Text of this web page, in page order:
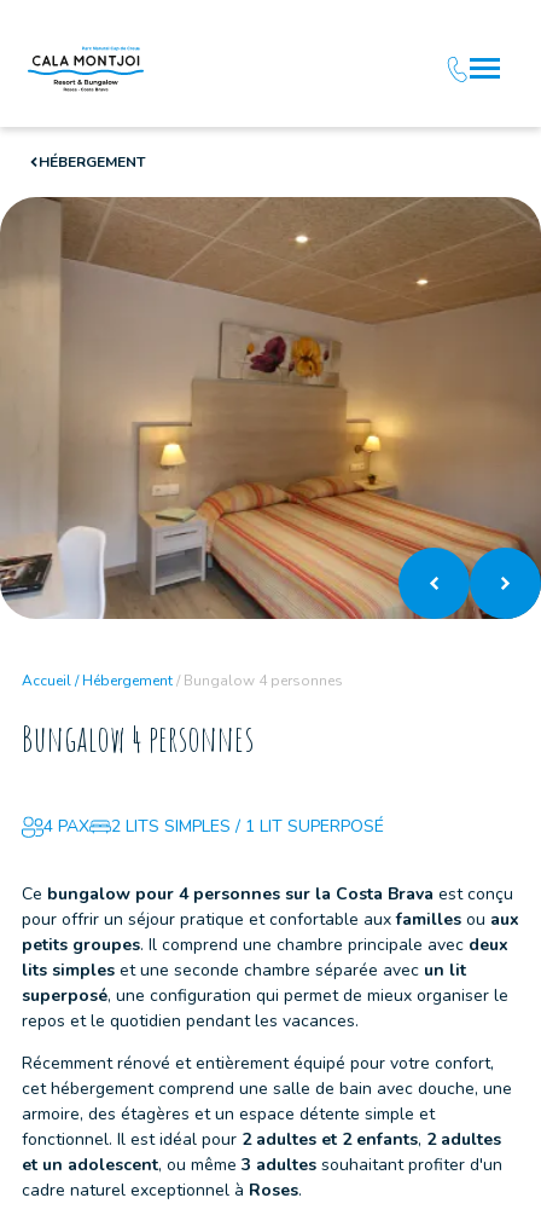
HÉBERGEMENT
Accueil/Hébergement/Bungalow 4 personnes
Bungalow 4 personnes
4 PAX 2 LITS SIMPLES / 1 LIT SUPERPOSÉ
Ce bungalow pour 4 personnes sur la Costa Brava est conçu
pour offrir un séjour pratique et confortable auxfamilles ou aux
petits groupes. Il comprend une chambre principale avec deux
lits simples et une seconde chambre séparée avec un lit
superposé, une configuration qui permet de mieux organiser le
repos et le quotidien pendant les vacances.
Récemment rénové et entièrement équipé pour votre confort,
cet hébergement comprend une salle de bain avec douche, une
armoire, des étagères et un espace détente simple et
fonctionnel. Il est idéal pour 2 adultes et 2 enfants, 2 adultes
et un adolescent, ou même 3 adultes souhaitant profiter d'un
cadre naturel exceptionnel à Roses.